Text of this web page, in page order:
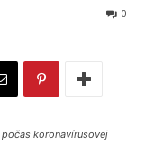
0
koronavírusovej